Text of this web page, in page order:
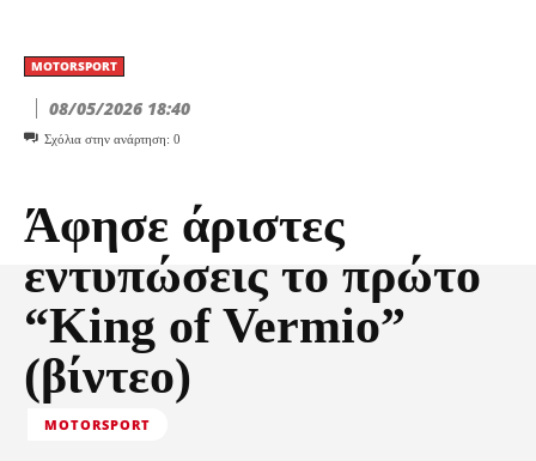
MOTORSPORT
08/05/2026 18:40
Σχόλια στην ανάρτηση: 0
Άφησε άριστες
εντυπώσεις το πρώτο
“King of Vermio”
(βίντεο)
MOTORSPORT